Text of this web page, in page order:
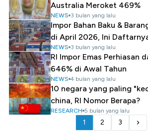
Australia Meroket 469%
NEWS 3 bulan yang lalu
Impor Bahan Baku &
di April 2026, Ini
NEWS 3 bulan yang lalu
RI Impor Emas Perhiasan
646% di Awal Tahun
NEWS 4 bulan yang lalu
10 negara yang paling
china, RI Nomor Berapa?
RESEARCH 5 bulan yang lalu
1 2 3